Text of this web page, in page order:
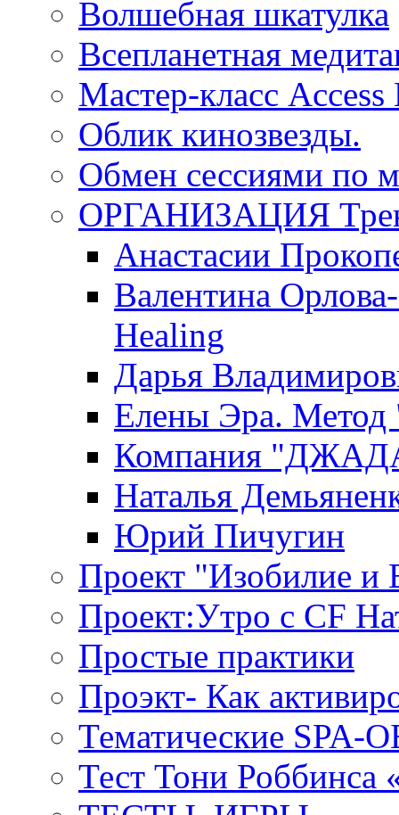
Волшебная шкатулка
Всепланетная
Мастер-класс
Облик кинозвезды.
Обмен сессиями по
ОРГАНИЗАЦИЯ
Анастасии
Валентина
Healing
Дарья
Елены Эра.
Компания
Наталья
Юрий Пичугин
Проект "Изобилие и
Проект:Утро с CF
Простые практики
Проэкт- Как
Тематические
Тест Тони Роббинса